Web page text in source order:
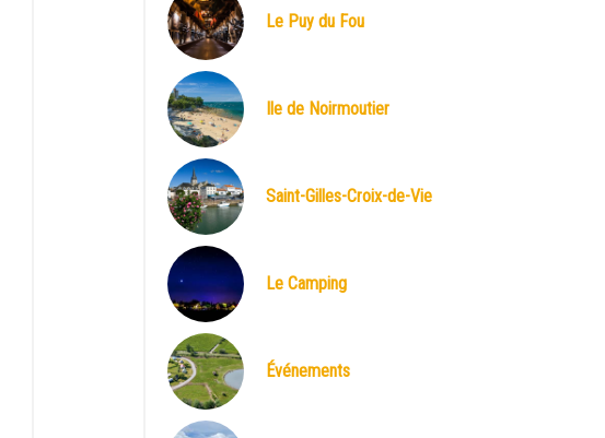
Le Puy du Fou
Ile de Noirmoutier
Saint-Gilles-Croix-de-Vie
Le Camping
Événements